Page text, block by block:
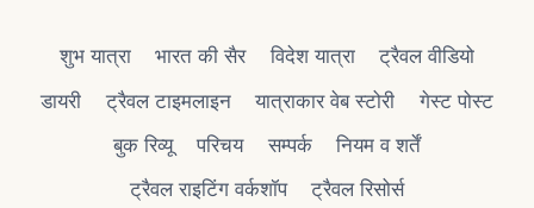
शुभ यात्रा भारत की सैर विदेश यात्रा
ट्रैवल वीडियो
डायरी
ट्रैवल टाइमलाइन यात्राकार वेब स्टोरी
गेस्ट पोस्ट
बुक रिव्यू
परिचय सम्पर्क
नियम व शर्तें
ट्रैवल राइटिंग वर्कशॉप
ट्रैवल रिसोर्स